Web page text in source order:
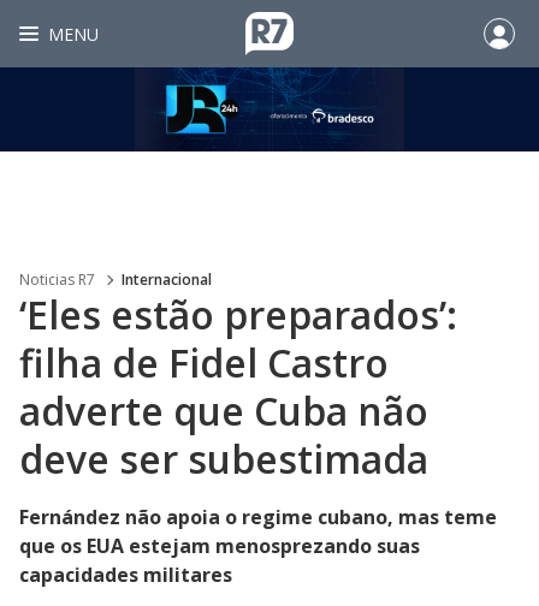
MENU
Noticias R7 Internacional
‘Eles estão preparados’:
filha de Fidel Castro
adverte que Cuba não
deve ser subestimada
Fernández não apoia o regime cubano, mas teme
que os EUA estejam menosprezando suas
capacidades militares